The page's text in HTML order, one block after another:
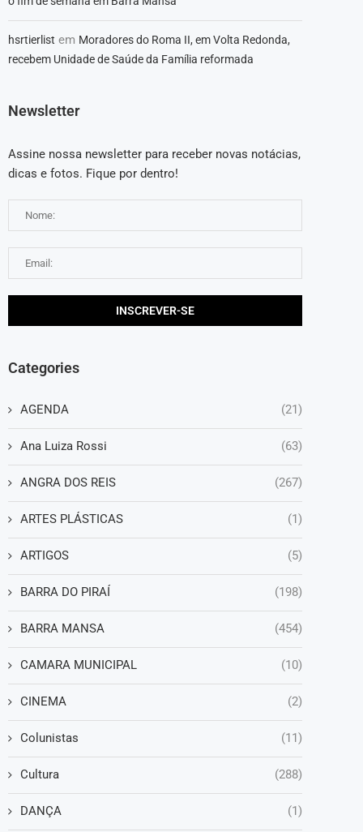
hsrtierlist em Moradores do Roma II, em Volta Redonda,
recebem Unidade de Saúde da Família reformada
Newsletter
Assine nossa newsletter para receber novas notácias,
dicas e fotos. Fique por dentro!
Categories
AGENDA (21)
Ana Luiza Rossi (63)
ANGRA DOS REIS (267)
ARTES PLÁSTICAS (1)
ARTIGOS (5)
BARRA DO PIRAÍ (198)
BARRA MANSA (454)
CAMARA MUNICIPAL (10)
CINEMA (2)
Colunistas (11)
Cultura (288)
DANÇA (1)